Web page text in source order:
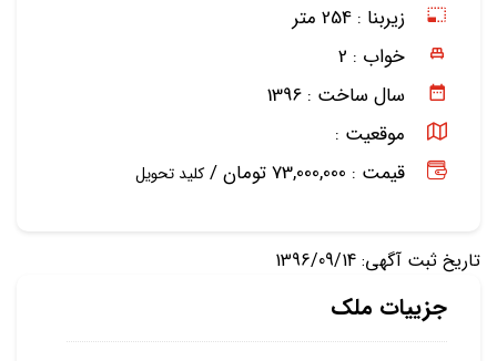
زیربنا : 254 متر
خواب : 2
سال ساخت : 1396
موقعیت :
قیمت : 73,000,000 تومان /
کلید تحویل
تاریخ ثبت آگهی: 1396/09/14
جزییات ملک